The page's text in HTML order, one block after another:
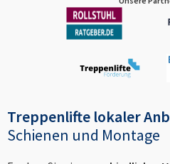
Treppenlifte lokaler
Schienen und Montage